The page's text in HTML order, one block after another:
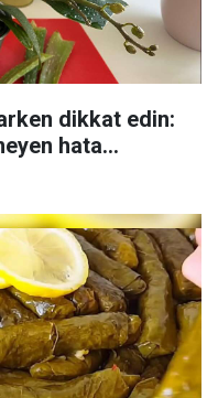
dikkat edin:
hata...